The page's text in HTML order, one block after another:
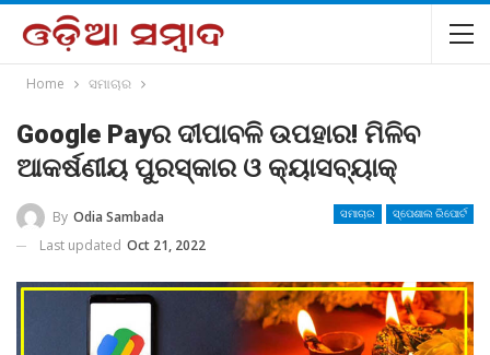
Home ସମାଚାର
Google Payର ଦୀପାବଳି ଉପହାର! ମିଳିବ
ଆକର୍ଷଣୀୟ ପୁରସ୍କାର ଓ କ୍ୟାସବ୍ୟାକ୍
ସମାଚାର ସ୍ପେଶାଲ ରିପୋର୍ଟ
By Odia Sambada
Last updated Oct 21, 2022